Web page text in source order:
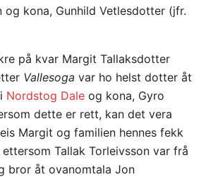
og kona, Gunhild Vetlesdotter (jfr.
på kvar Margit Tallaksdotter
Vallesoga var ho helst dotter åt
Nordstog Dale og kona, Gyro
dette er rett, kan det vera
Margit og familien hennes fekk
Tallak Torleivsson var frå
bror åt ovanomtala Jon